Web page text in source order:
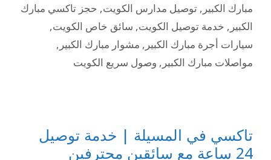
مبارك الكبير , توصيل مدارس الكويت, حجز تاكسي مبارك
الكبير , خدمة توصيل الكويت, سائق خاص الكويت,
سيارات أجرة مبارك الكبير , مشوار مبارك الكبير ,
مواصلات مبارك الكبير , وصول سريع الكويت
تاكسي في المسيلة | خدمة توصيل
24 ساعة مع سائقين محترفين